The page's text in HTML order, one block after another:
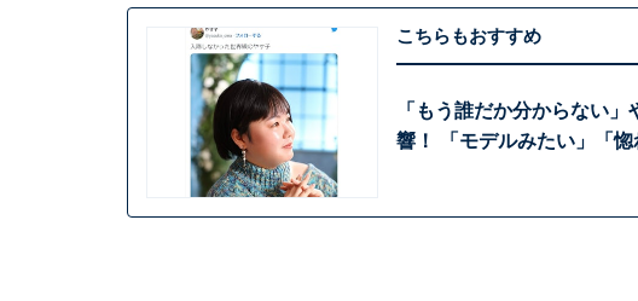
こちらもおすすめ
「もう誰だか分からない
響！ 「モデルみたい」「惚